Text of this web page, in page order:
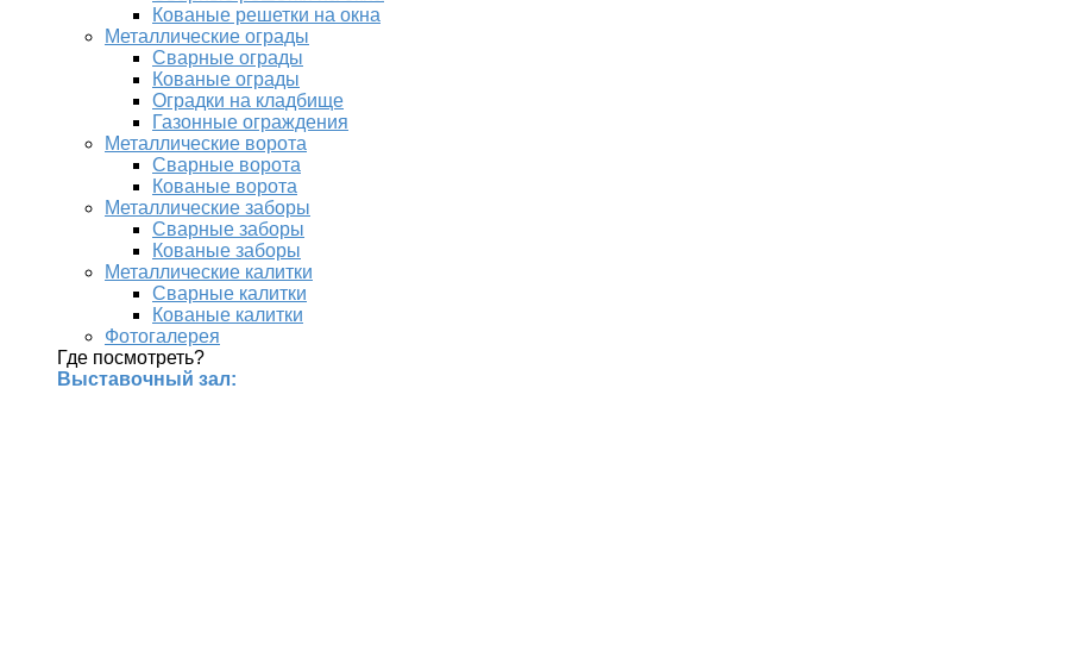
Кованые решетки на окна
Металлические ограды
Сварные ограды
Кованые ограды
Оградки на кладбище
Газонные ограждения
Металлические ворота
Сварные ворота
Кованые ворота
Металлические заборы
Сварные заборы
Кованые заборы
Металлические калитки
Сварные калитки
Кованые калитки
Фотогалерея
Где посмотреть?
Выставочный зал: